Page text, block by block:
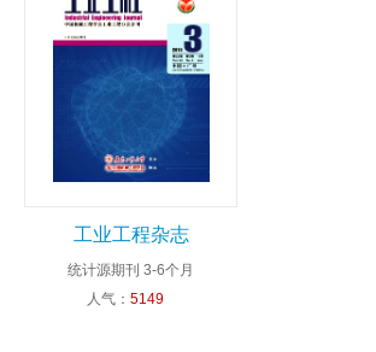
工业工程杂志
统计源期刊 3-6个月
人气： 5149